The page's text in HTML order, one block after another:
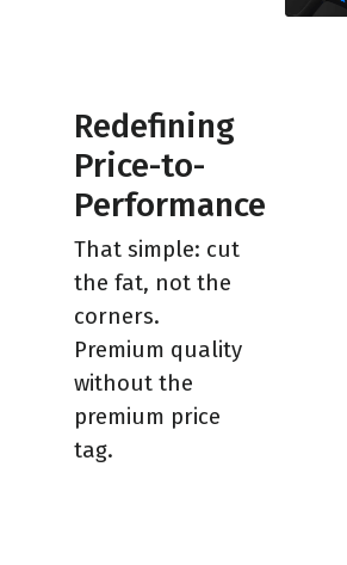
Redefining
Price-to-
Performance
That simple: cut
the fat, not the
corners.
Premium quality
without the
premium price
tag.